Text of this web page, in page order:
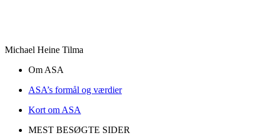
Michael Heine Tilma
Om ASA
ASA’s formål og værdier
Kort om ASA
MEST BESØGTE SIDER